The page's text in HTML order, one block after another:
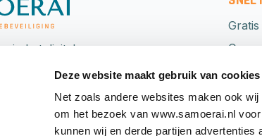
Deze website maakt gebruik van cookies
Net zoals andere websites maken ook
om het bezoek van www.samoerai.nl
kunnen wij en derde partijen
in het digitale
versterkt door
Onze
Grip